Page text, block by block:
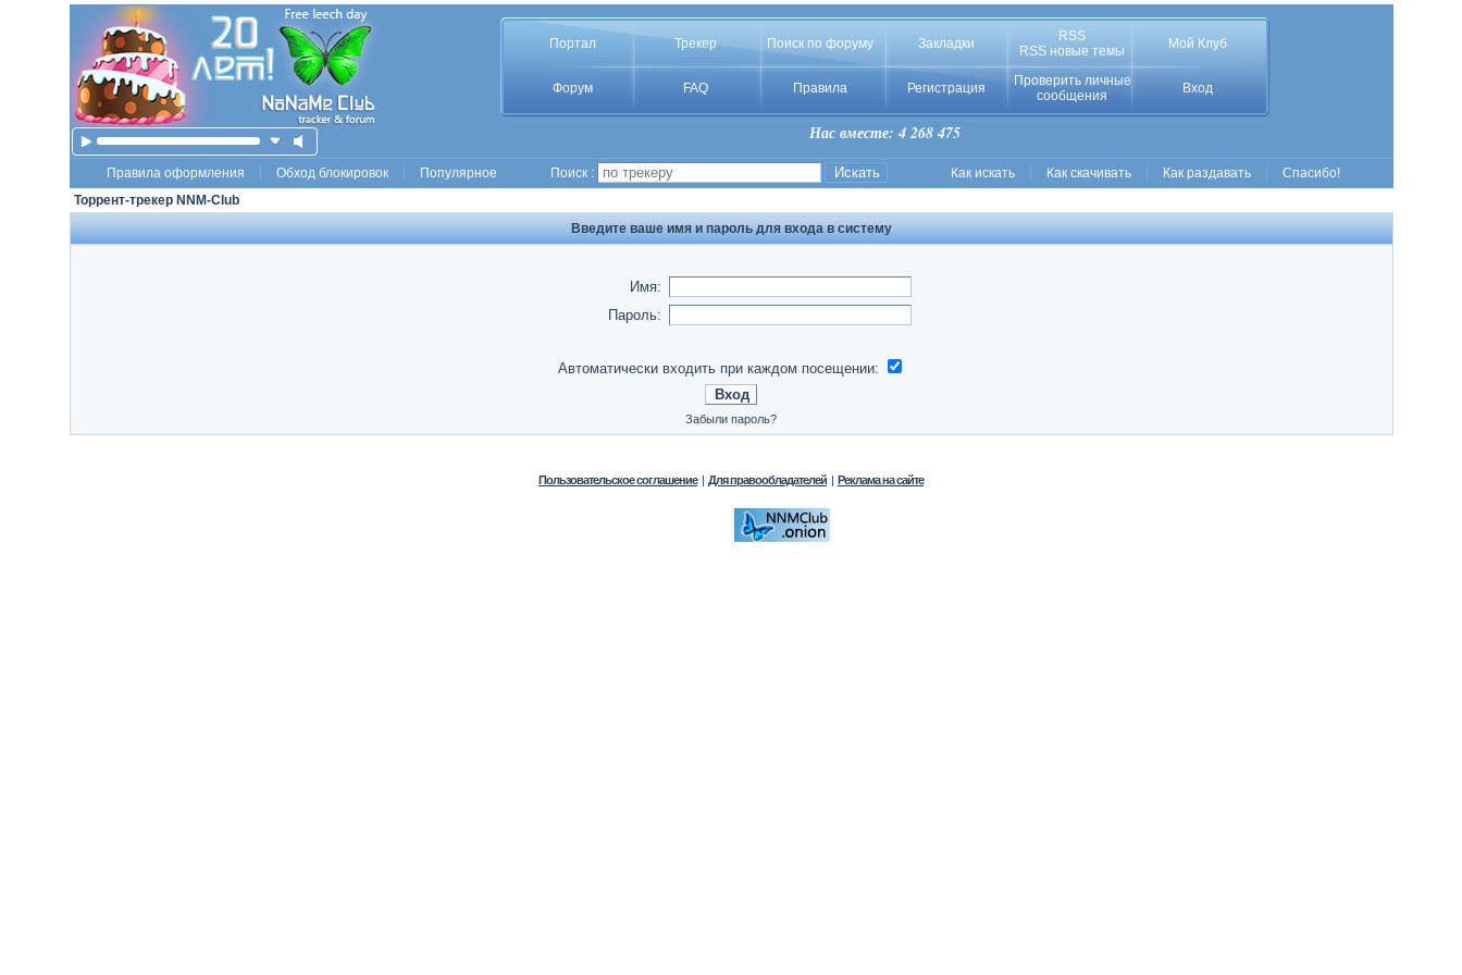
Портал Трекер Поиск по форуму Закладки
RSS
RSS новые темы
Мой Клуб
Форум FAQ Правила Регистрация
Проверить личные
сообщения
Вход
Нас вместе: 4 268 475
Правила оформления Обход блокировок Популярное Поиск : Как искать Как скачивать Как раздавать
Спасибо!
Торрент-трекер NNM-Club
Введите ваше имя и пароль для входа в систему
Имя:
Пароль:
Автоматически входить при каждом посещении:
Забыли пароль?
Пользовательское соглашение | Для правообладателей | Реклама на сайте